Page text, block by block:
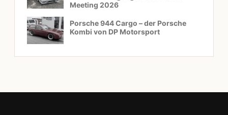
Meeting 2026
Porsche 944 Cargo – der Porsche
Kombi von DP Motorsport